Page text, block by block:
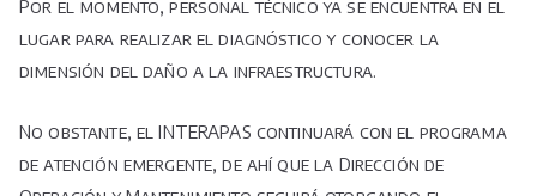
Por el momento, personal técnico ya se encuentra en el
lugar para realizar el diagnóstico y conocer la
dimensión del daño a la infraestructura.
No obstante, el INTERAPAS continuará con el programa
de atención emergente, de ahí que la Dirección de